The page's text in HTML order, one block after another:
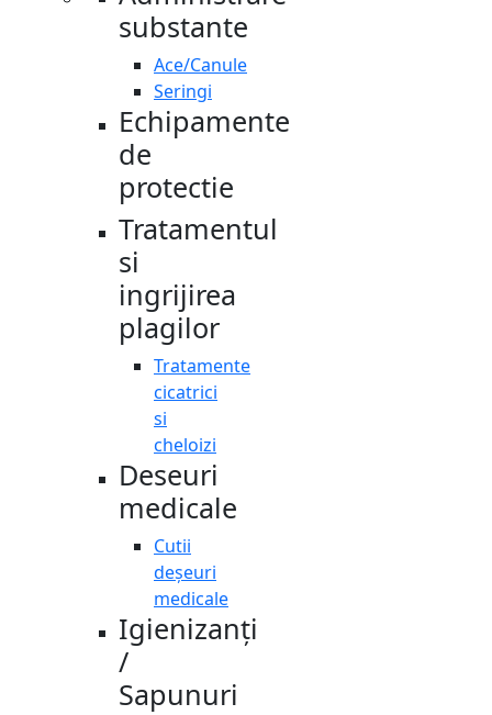
substante
Ace/Canule
Seringi
Echipamente
de
protectie
Tratamentul
si
ingrijirea
plagilor
Tratamente
cicatrici
si
cheloizi
Deseuri
medicale
Cutii
deșeuri
medicale
Igienizanți
/
Sapunuri